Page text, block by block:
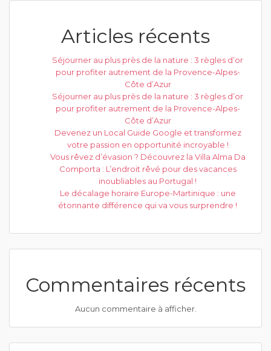
Articles récents
Séjourner au plus près de la nature : 3 règles d’or
pour profiter autrement de la Provence-Alpes-
Côte d’Azur
Séjourner au plus près de la nature : 3 règles d’or
pour profiter autrement de la Provence-Alpes-
Côte d’Azur
Devenez un Local Guide Google et transformez
votre passion en opportunité incroyable !
Vous rêvez d’évasion ? Découvrez la Villa Alma Da
Comporta : L’endroit rêvé pour des vacances
inoubliables au Portugal !
Le décalage horaire Europe-Martinique : une
étonnante différence qui va vous surprendre !
Commentaires récents
Aucun commentaire à afficher.